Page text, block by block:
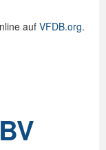
auf VFDB.org.